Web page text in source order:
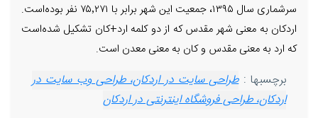
سرشماری سال ۱۳۹۵، جمعیت این شهر برابر با ۷۵٬۲۷۱ نفر بوده‌است.
اردکان به معنی شهر مقدس که از دو کلمه ارد+کان تشکیل شده‌است
که ارد به معنی مقدس و کان به معنی معدن است.
برچسبها :طراحی سایت در اردکان، طراحی وب سایت در
اردکان، طراحی فروشگاه اینترنتی در اردکان